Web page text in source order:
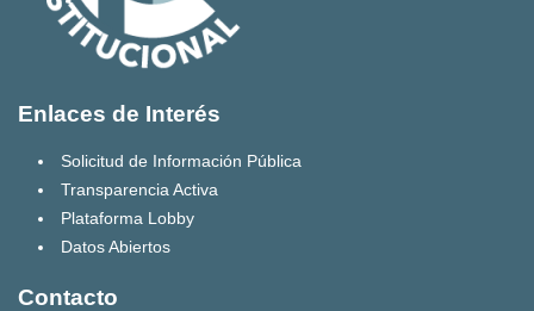
Enlaces de Interés
Solicitud de Información Pública
Transparencia Activa
Plataforma Lobby
Datos Abiertos
Contacto